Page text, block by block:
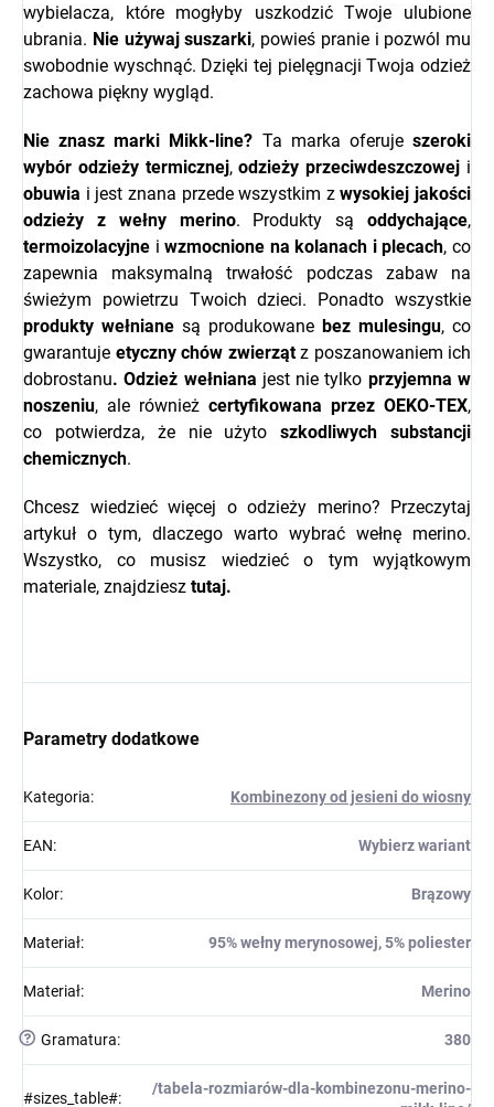
wybielacza, które mogłyby uszkodzić Twoje ulubione
ubrania. Nie używaj suszarki, powieś pranie i pozwól mu
swobodnie wyschnąć. Dzięki tej pielęgnacji Twoja odzież
zachowa piękny wygląd.
Nie znasz marki Mikk-line? Ta marka oferujeszeroki
wybór odzieży termicznej,odzieży przeciwdeszczowej i
obuwia i jest znana przede wszystkim zwysokiej jakości
odzieży z wełny merino. Produkty są oddychające,
termoizolacyjne iwzmocnione na kolanach i plecach, co
zapewnia maksymalną trwałość podczas zabaw na
świeżym powietrzu Twoich dzieci. Ponadto wszystkie
produkty wełniane są produkowane bez mulesingu, co
gwarantuje etyczny chów zwierzątz poszanowaniem ich
dobrostanu. Odzież wełniana jest nie tylko przyjemna w
noszeniu, ale również certyfikowana przez OEKO-TEX,
co potwierdza, że nie użytoszkodliwych substancji
chemicznych.
Chcesz wiedzieć więcej o odzieży merino? Przeczytaj
artykuł o tym, dlaczego warto wybrać wełnę merino.
Wszystko, co musisz wiedzieć o tym wyjątkowym
materiale, znajdziesz tutaj.
Parametry dodatkowe
Kategoria: Kombinezony od jesieni do wiosny
EAN: Wybierz wariant
Kolor: Brązowy
Materiał: 95% wełny merynosowej, 5% poliester
Materiał: Merino
? Gramatura: 380
#sizes_table#:
/tabela-rozmiarów-dla-kombinezonu-merino-